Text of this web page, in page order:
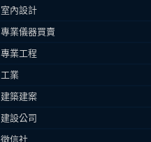
室內設計
專業儀器買賣
專業工程
工業
建築建案
建設公司
徵信社